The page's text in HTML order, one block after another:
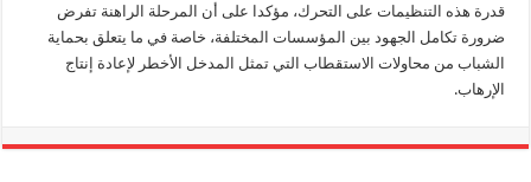
قدرة هذه التنظيمات على التحرك، مؤكدا على أن المرحلة الراهنة تفرض
ضرورة تكامل الجهود بين المؤسسات المختلفة، خاصة في ما يتعلق بحماية
الشباب من محاولات الاستقطاب التي تمثل المدخل الأخطر لإعادة إنتاج
الإرهاب.